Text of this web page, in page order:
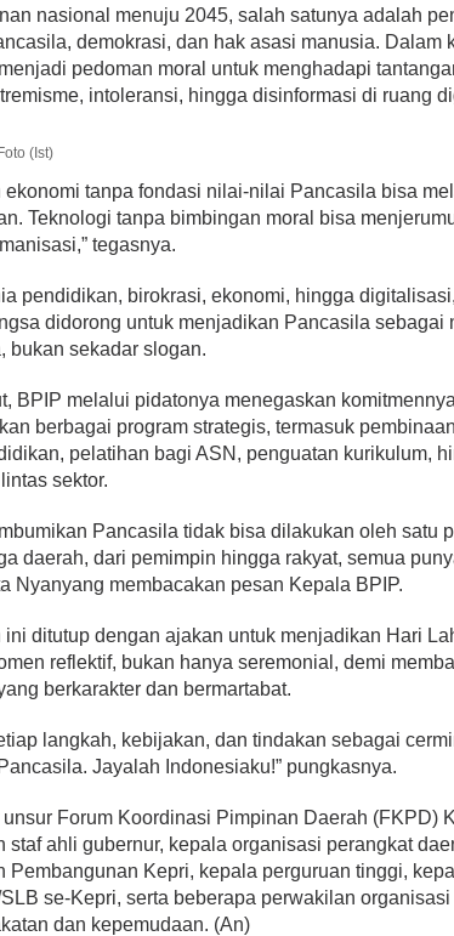
nasional menuju 2045, salah satunya adalah
demokrasi, dan hak asasi manusia. Dalam
pedoman moral untuk menghadapi
intoleransi, hingga disinformasi di ruang
(Ist)
ekonomi tanpa fondasi nilai-nilai Pancasila bisa
Teknologi tanpa bimbingan moral bisa
tegasnya.
pendidikan, birokrasi, ekonomi, hingga
didorong untuk menjadikan Pancasila sebagai
bukan sekadar slogan.
BPIP melalui pidatonya menegaskan
berbagai program strategis, termasuk
pelatihan bagi ASN, penguatan kurikulum,
sektor.
Pancasila tidak bisa dilakukan oleh satu
daerah, dari pemimpin hingga rakyat, semua
Nyanyang membacakan pesan Kepala BPIP.
ini ditutup dengan ajakan untuk menjadikan Hari
reflektif, bukan hanya seremonial, demi
berkarakter dan bermartabat.
langkah, kebijakan, dan tindakan sebagai
Jayalah Indonesiaku!” pungkasnya.
unsur Forum Koordinasi Pimpinan Daerah (FKPD)
staf ahli gubernur, kepala organisasi perangkat
Pembangunan Kepri, kepala perguruan tinggi,
se-Kepri, serta beberapa perwakilan organisasi
dan kepemudaan. (An)